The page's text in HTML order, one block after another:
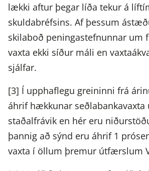
lækki aftur þegar líða tekur á
skuldabréfsins. Af þessum
skilaboð peningastefnunnar um
vaxta ekki síður máli en
sjálfar.
[3] Í upphaflegu greininni frá
áhrif hækkunar seðlabankavaxta
staðalfrávik en hér eru
þannig að sýnd eru áhrif 1
vaxta í öllum þremur útfærslum